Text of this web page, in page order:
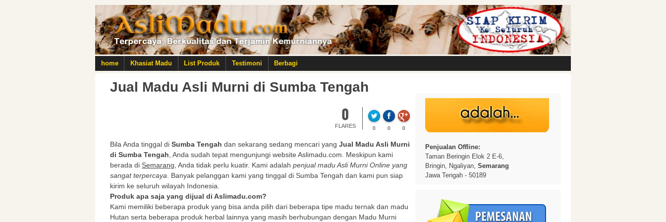
home Khasiat Madu List Produk Testimoni Berbagi
Jual Madu Asli Murni di Sumba Tengah
0
FLARES 0 0 0
Bila Anda tinggal diSumba Tengah dan sekarang sedang mencari yangJual Madu Asli Murni
di Sumba Tengah , Anda sudah tepat mengunjungi website Aslimadu.com. Meskipun kami
berada di Semarang , Anda tidak perlu kuatir. Kami adalahpenjual madu Asli Murni Online yang
sangat terpercaya . Banyak pelanggan kami yang tinggal di Sumba Tengah dan kami pun siap
kirim ke seluruh wilayah Indonesia.
Produk apa saja yang dijual di Aslimadu.com?
Kami memiliki beberapa produk yang bisa anda pilih dari beberapa tipe madu ternak dan madu
Hutan serta beberapa produk herbal lainnya yang masih berhubungan dengan Madu Murni
Penjualan Offline:
Taman Beringin Elok 2 E-6,
Bringin, Ngaliyan,Semarang
Jawa Tengah - 50189